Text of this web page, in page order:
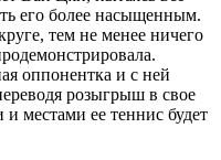
его более насыщенным.
тем не менее ничего
оппонентка и с ней
розыгрыш в свое
местами ее теннис будет